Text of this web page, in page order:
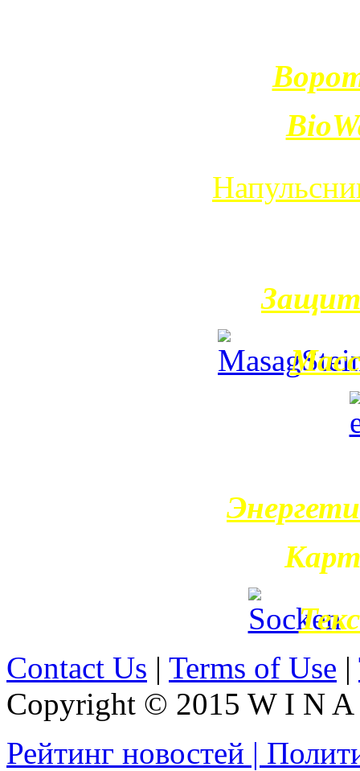
Contact Us | Terms of Use |
Copyright © 2015 W I N
Рейтинг новостей |